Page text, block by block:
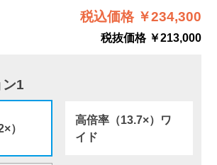
税込価格 ￥234,300
税抜価格 ￥213,000
1
）
高倍率（13.7×）ワ
イド